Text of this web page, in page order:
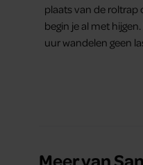
plaats van de roltrap
begin je al met
uur wandelen geen
Meer van